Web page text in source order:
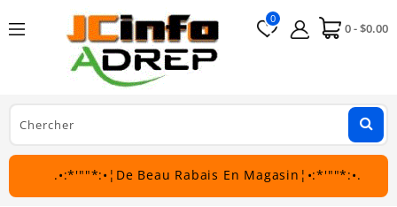
0 - $0.00
0
.•:*'""*:•¦De Beau Rabais En Magasin¦•:*'""*:•.